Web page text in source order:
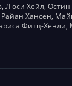
Люси Хейл, Остин
Хансен,
Фитц-Хенли,